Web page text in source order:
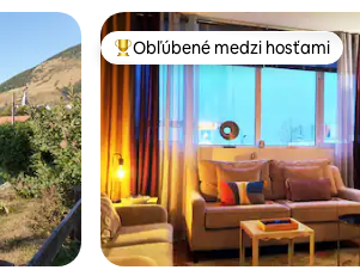
Najobľúbenejšie medzi hosťami
Obľúbené medzi hosťami